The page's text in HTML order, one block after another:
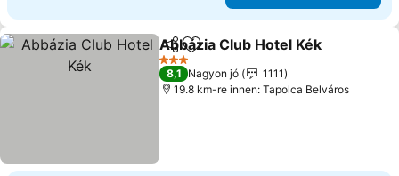
Megosztás
Hozzáadás a kedvencekhez
Abbázia Club Hotel Kék
3 Kategória
8,1 Nagyon jó
1111
19.8 km-re innen: Tapolca Belváros